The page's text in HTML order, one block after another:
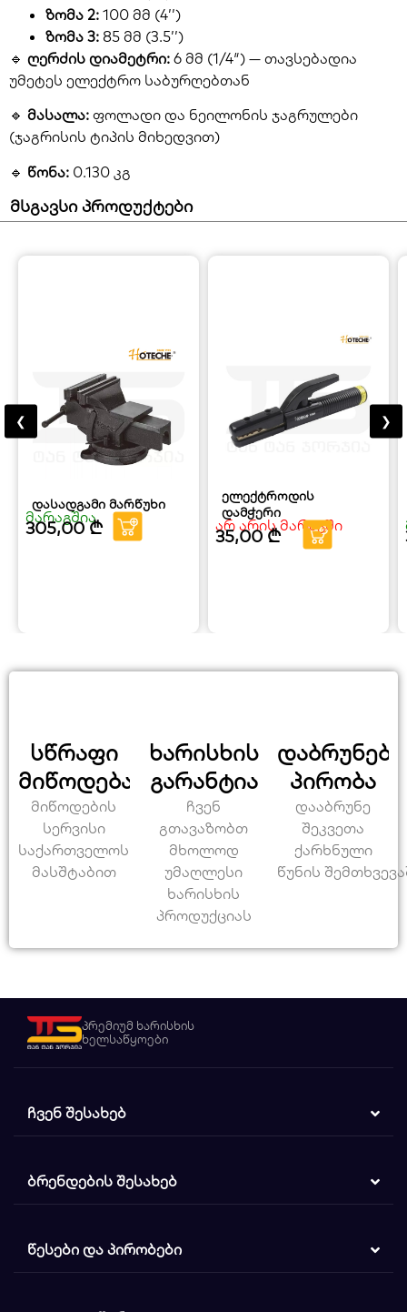
ზომა 2: 100 მმ (4’’)
ზომა 3: 85 მმ (3.5’’)
🔹 ღერძის დიამეტრი: 6 მმ (1/4″) — თავსებადია
უმეტეს ელექტრო საბურღებთან
🔹 მასალა: ფოლადი და ნეილონის ჯაგრულები
(ჯაგრისის ტიპის მიხედვით)
🔹 წონა: 0.130 კგ
მსგავსი პროდუქტები
დასადგამი მარწუხი
მარაგშია
305,00₾
ელექტროდის
დამჭერი
არ არის მარაგში
35,00₾
❮ ❯
სწრაფი
მიწოდება
მიწოდების
სერვისი
საქართველოს
მასშტაბით
ხარისხის
გარანტია
ჩვენ
გთავაზობთ
მხოლოდ
უმაღლესი
ხარისხის
პროდუქციას
პირობა
დააბრუნე
შეკვეთა
ქარხნული
წუნის
პრემიუმ ხარისხის
ხელსაწყოები
ᲩᲕᲔᲜ ᲨᲔᲡᲐᲮᲔᲑ
ᲑᲠᲔᲜᲓᲔᲑᲘᲡ ᲨᲔᲡᲐᲮᲔᲑ
ᲬᲔᲡᲔᲑᲘ ᲓᲐ ᲞᲘᲠᲝᲑᲔᲑᲘ